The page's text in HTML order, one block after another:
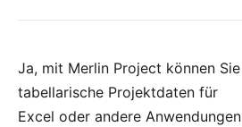
Ja, mit Merlin Project können Sie
tabellarische Projektdaten für
Excel oder andere Anwendungen